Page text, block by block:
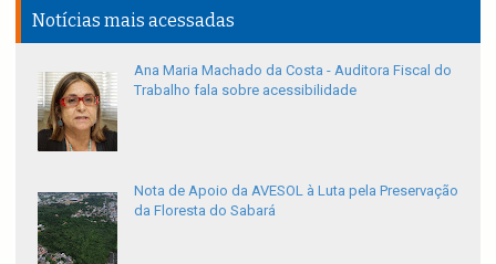
Notícias mais acessadas
Ana Maria Machado da Costa - Auditora Fiscal do
Trabalho fala sobre acessibilidade
Nota de Apoio da AVESOL à Luta pela Preservação
da Floresta do Sabará